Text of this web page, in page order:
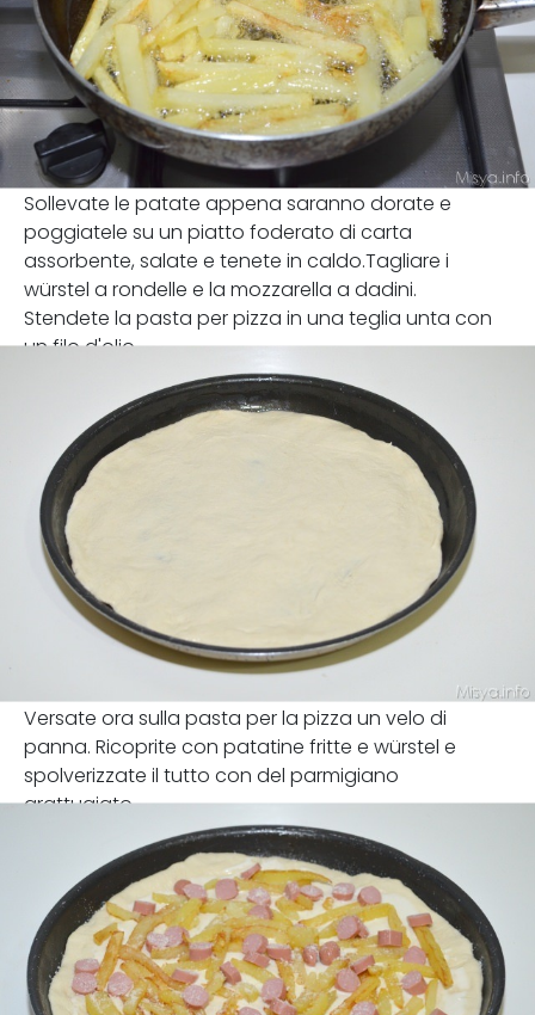
Sollevate le patate appena saranno dorate e
poggiatele su un piatto foderato di carta
assorbente, salate e tenete in caldo.Tagliare i
würstel a rondelle e la mozzarella a dadini.
Stendete la pasta per pizza in una teglia unta con
un filo d'olio.
Versate ora sulla pasta per la pizza un velo di
panna. Ricoprite con patatine fritte e würstel e
spolverizzate il tutto con del parmigiano
grattugiato.